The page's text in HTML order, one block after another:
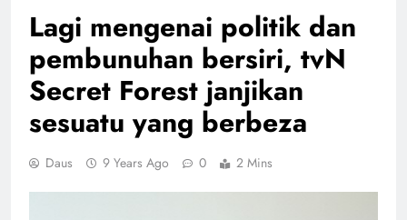
Lagi mengenai politik dan
pembunuhan bersiri, tvN
Secret Forest janjikan
sesuatu yang berbeza
Daus 9 Years Ago 0 2 Mins